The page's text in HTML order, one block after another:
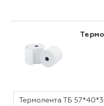
Термолента ТБ